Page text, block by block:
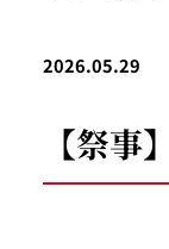
2026.05.29
【祭